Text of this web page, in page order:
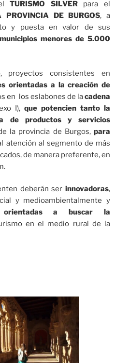
elTURISMO SILVERpara el
DE BURGOS, a
y puesta en valor de sus
menores de 5.000
proyectos consistentes en
orientadas a la creación de
en los eslabones de lacadena
I), que potencien tanto la
de productos y servicios
la provincia de Burgos, para
atención al segmento de más
de manera preferente, en
deberán ser innovadoras,
y medioambientalmente y
orientadas a buscar la
en el medio rural de la